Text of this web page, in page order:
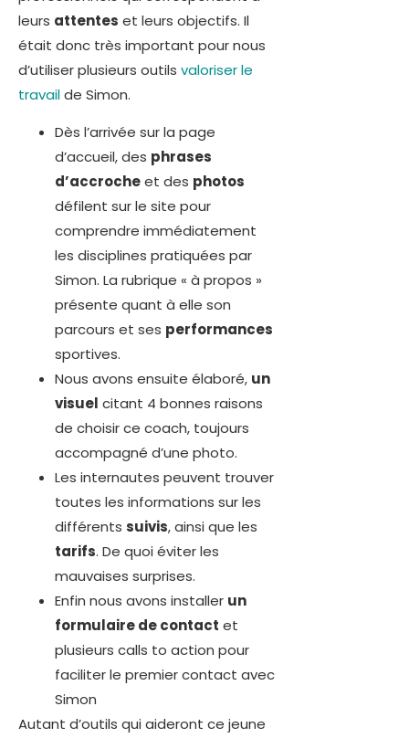
leurs attentes et leurs objectifs. Il
était donc très important pour nous
d’utiliser plusieurs outils valoriser le
travailde Simon.
Dès l’arrivée sur la page
d’accueil, des phrases
d’accrocheet des photos
défilent sur le site pour
comprendre immédiatement
les disciplines pratiquées par
Simon. La rubrique « à propos »
présente quant à elle son
parcours et ses performances
sportives.
Nous avons ensuite élaboré, un
visuel citant 4 bonnes raisons
de choisir ce coach, toujours
accompagné d’une photo.
Les internautes peuvent trouver
toutes les informations sur les
différents suivis, ainsi que les
tarifs. De quoi éviter les
mauvaises surprises.
Enfin nous avons installer un
formulaire de contact et
plusieurs calls to action pour
faciliter le premier contact avec
Simon
Autant d’outils qui aideront ce jeune